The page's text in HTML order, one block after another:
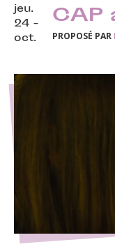
jeu.
24 -
oct.
CAP
PROPOSÉ PAR